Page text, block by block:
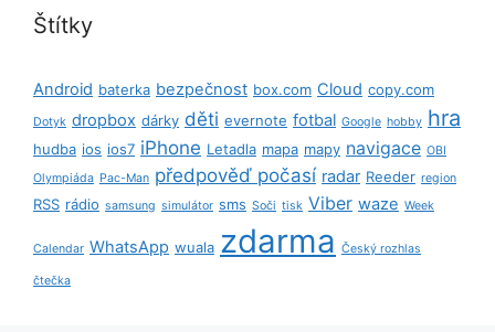
Štítky
Android baterka bezpečnost box.com Cloud copy.com
Dotyk dropbox dárky děti evernote fotbal Google hobby hra
hudba ios ios7 iPhone Letadla mapa mapy navigace OBI
Olympiáda Pac-Man předpověď počasí radar Reeder region
RSS rádio samsung simulátor sms Soči tisk Viber waze Week
Calendar WhatsApp wuala zdarma Český rozhlas
čtečka